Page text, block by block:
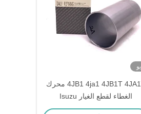
4JB1 4ja1 4JB1T 4JA1T محرك
الغطاء لقطع الغيار Isuzu